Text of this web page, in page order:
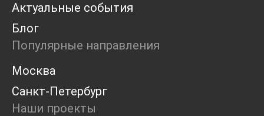
Интервью
Open call
Экскурсия
Дискуссия
Cosmoscow 2024
Blazar 2024
Встречи
Круглый стол
Актуальные события
Блог
Популярные направления
Москва
Санкт-Петербург
Наши проекты